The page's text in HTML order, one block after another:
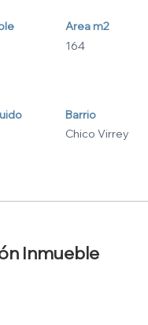
Area m2
164
Barrio
Chico Virrey
Inmueble